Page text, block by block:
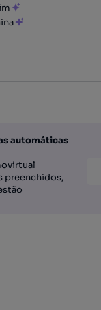
automáticas
preenchidos,